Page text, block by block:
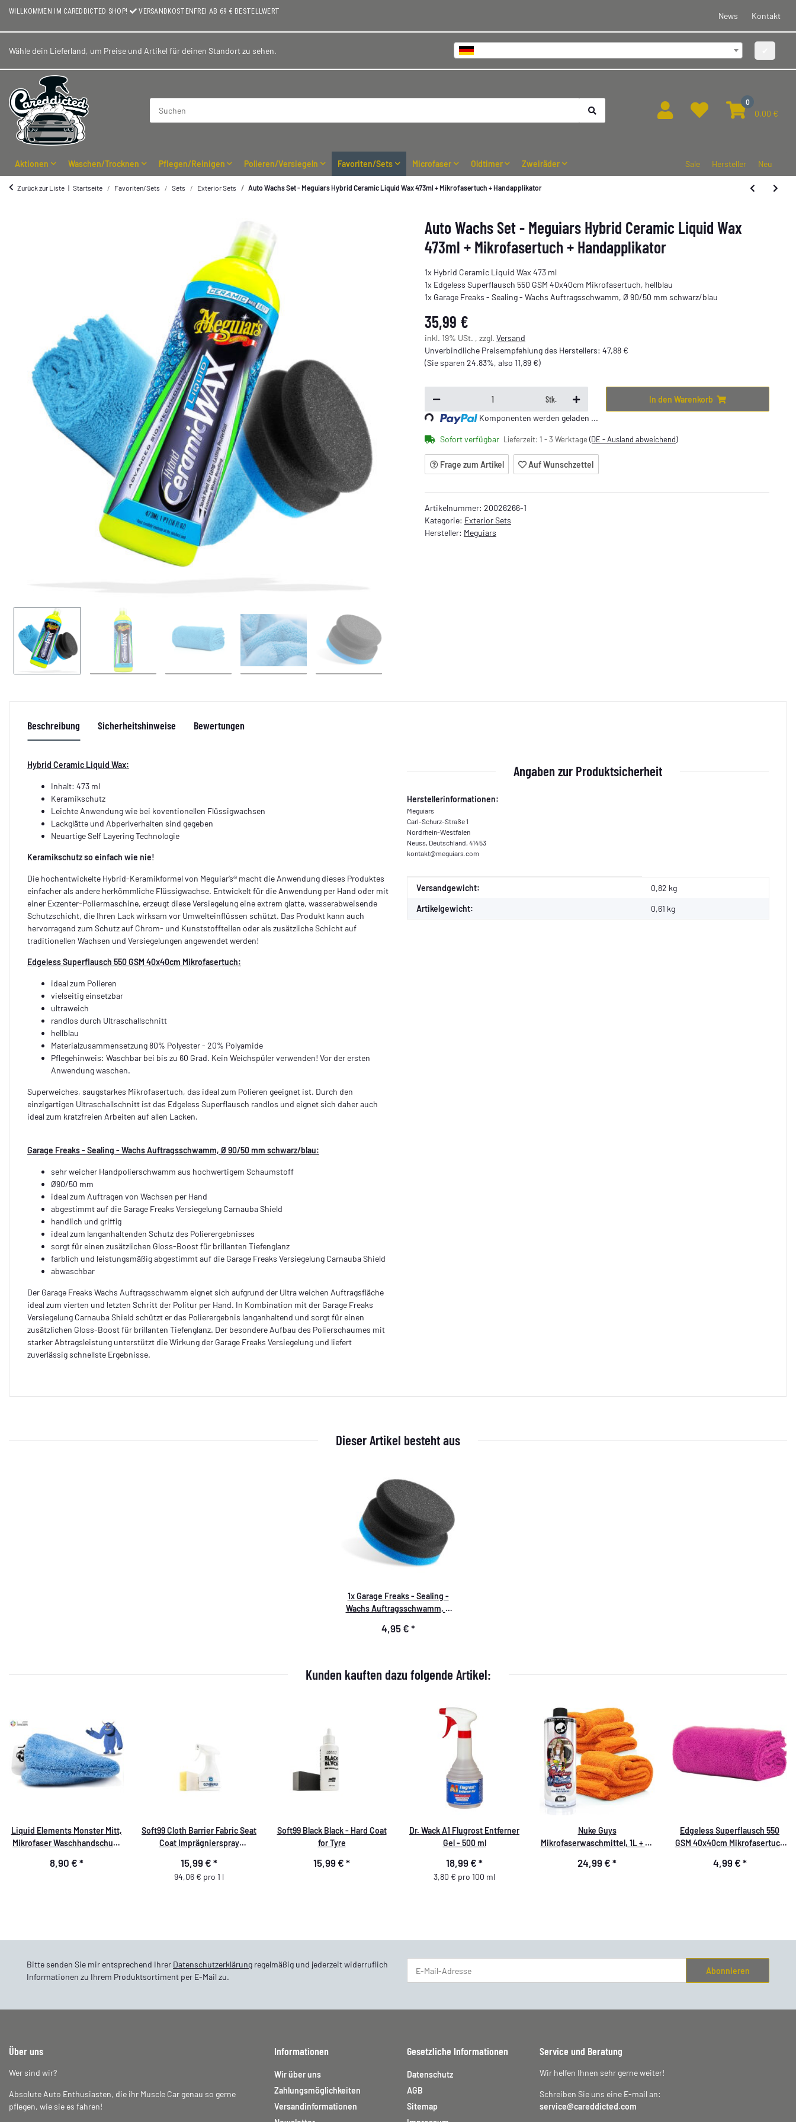
News Kontakt
WILLKOMMEN IM CAREDDICTED SHOP! VERSANDKOSTENFREI AB 69 € BESTELLWERT
Wähle dein Lieferland, um Preise und Artikel für deinen Standort zu sehen.
0
0,00 €
Aktionen Waschen/Trocknen Pflegen/Reinigen Polieren/Versiegeln Favoriten/Sets Microfaser Oldtimer Zweiräder Sale Hersteller Neu
Zurück zur Liste Startseite Favoriten/Sets Sets Exterior Sets Auto Wachs Set - Meguiars Hybrid Ceramic Liquid Wax 473ml + Mikrofasertuch + Handapplikator
Auto Wachs Set - Meguiars Hybrid Ceramic Liquid Wax
473ml + Mikrofasertuch + Handapplikator
1x Hybrid Ceramic Liquid Wax 473 ml
1x Edgeless Superflausch 550 GSM 40x40cm Mikrofasertuch, hellblau
1x Garage Freaks - Sealing - Wachs Auftragsschwamm, Ø 90/50 mm schwarz/blau
35,99 €
inkl. 19% USt. , zzgl. Versand
Unverbindliche Preisempfehlung des Herstellers: 47,88 €
(Sie sparen 24.83%, also 11,89 €)
Stk. In den Warenkorb
Loading... Komponenten werden geladen ...
Sofort verfügbar Lieferzeit: 1 - 3 Werktage (DE - Ausland abweichend)
Frage zum Artikel Auf Wunschzettel
Artikelnummer: 20026266-1
Kategorie: Exterior Sets
Hersteller: Meguiars
Beschreibung Sicherheitshinweise Bewertungen
Hybrid Ceramic Liquid Wax:
Inhalt: 473 ml
Keramikschutz
Leichte Anwendung wie bei koventionellen Flüssigwachsen
Lackglätte und Abperlverhalten sind gegeben
Neuartige Self Layering Technologie
Keramikschutz so einfach wie nie!
Die hochentwickelte Hybrid-Keramikformel von Meguiar‘s® macht die Anwendung dieses Produktes
einfacher als andere herkömmliche Flüssigwachse. Entwickelt für die Anwendung per Hand oder mit
einer Exzenter-Poliermaschine, erzeugt diese Versiegelung eine extrem glatte, wasserabweisende
Schutzschicht, die Ihren Lack wirksam vor Umwelteinflüssen schützt. Das Produkt kann auch
hervorragend zum Schutz auf Chrom- und Kunststoffteilen oder als zusätzliche Schicht auf
traditionellen Wachsen und Versiegelungen angewendet werden!
Edgeless Superflausch 550 GSM 40x40cm Mikrofasertuch:
ideal zum Polieren
vielseitig einsetzbar
ultraweich
randlos durch Ultraschallschnitt
hellblau
Materialzusammensetzung 80% Polyester - 20% Polyamide
Pflegehinweis: Waschbar bei bis zu 60 Grad. Kein Weichspüler verwenden! Vor der ersten
Anwendung waschen.
Superweiches, saugstarkes Mikrofasertuch, das ideal zum Polieren geeignet ist. Durch den
einzigartigen Ultraschallschnitt ist das Edgeless Superflausch randlos und eignet sich daher auch
ideal zum kratzfreien Arbeiten auf allen Lacken.
Garage Freaks - Sealing - Wachs Auftragsschwamm, Ø 90/50 mm schwarz/blau:
sehr weicher Handpolierschwamm aus hochwertigem Schaumstoff
Ø90/50 mm
ideal zum Auftragen von Wachsen per Hand
abgestimmt auf die Garage Freaks Versiegelung Carnauba Shield
handlich und griffig
ideal zum langanhaltenden Schutz des Polierergebnisses
sorgt für einen zusätzlichen Gloss-Boost für brillanten Tiefenglanz
farblich und leistungsmäßig abgestimmt auf die Garage Freaks Versiegelung Carnauba Shield
abwaschbar
Der Garage Freaks Wachs Auftragsschwamm eignet sich aufgrund der Ultra weichen Auftragsfläche
ideal zum vierten und letzten Schritt der Politur per Hand. In Kombination mit der Garage Freaks
Versiegelung Carnauba Shield schützt er das Polierergebnis langanhaltend und sorgt für einen
zusätzlichen Gloss-Boost für brillanten Tiefenglanz. Der besondere Aufbau des Polierschaumes mit
starker Abtragsleistung unterstützt die Wirkung der Garage Freaks Versiegelung und liefert
zuverlässig schnellste Ergebnisse.
Angaben zur Produktsicherheit
Herstellerinformationen:
Meguiars
Carl-Schurz-Straße 1
Nordrhein-Westfalen
Neuss, Deutschland, 41453
kontakt@meguiars.com
Produkteigenschaft
Wert
Versandgewicht: 0,82 kg
Artikelgewicht: 0,61 kg
Dieser Artikel besteht aus
1xGarage Freaks - Sealing -
Wachs Auftragsschwamm, Ø
4,95 € *
Kunden kauften dazu folgende Artikel:
Liquid Elements Monster Mitt,
Mikrofaser Waschhandschuh,
8,90 € *
Soft99 Cloth Barrier Fabric Seat
Coat Imprägnierspray
Versiegelung für Autositze, 170
ml
15,99 € *
94,06 € pro 1 l
Soft99 Black Black - Hard Coat
for Tyre
15,99 € *
Dr. Wack A1 Flugrost Entferner
Gel - 500 ml
18,99 € *
3,80 € pro 100 ml
Nuke Guys
Mikrofaserwaschmittel, 1L + 2x
50x80cm, 1400GSM
24,99 € *
Edgeless Superflausch 550
GSM 40x40cm Mikrofasertuch
4,99 € *
Bitte senden Sie mir entsprechend Ihrer Datenschutzerklärung regelmäßig und jederzeit widerruflich
Informationen zu Ihrem Produktsortiment per E-Mail zu.
Abonnieren
Über uns
Wer sind wir?
Absolute Auto Enthusiasten, die ihr Muscle Car genau so gerne
pflegen, wie sie es fahren!
Informationen
Wir über uns
Zahlungsmöglichkeiten
Versandinformationen
Gesetzliche Informationen
Datenschutz
AGB
Sitemap
Service und Beratung
Wir helfen Ihnen sehr gerne weiter!
Schreiben Sie uns eine E-mail an:
service@careddicted.com